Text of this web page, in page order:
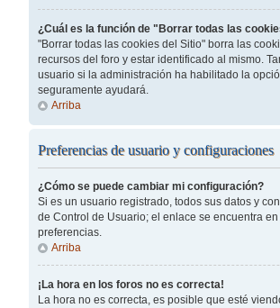
¿Cuál es la función de "Borrar todas las
"Borrar todas las cookies del Sitio" borra las
recursos del foro y estar identificado al mismo.
usuario si la administración ha habilitado la
seguramente ayudará.
Arriba
Preferencias de usuario y configuraciones
¿Cómo se puede cambiar mi configuración?
Si es un usuario registrado, todos sus datos y
de Control de Usuario; el enlace se encuentra
preferencias.
Arriba
¡La hora en los foros no es correcta!
La hora no es correcta, es posible que esté